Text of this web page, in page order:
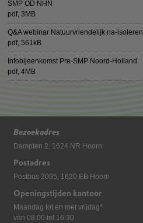
SMP OD NHN
pdf, 3MB
Q&A webinar Natuurvriendelijk na-isoleren
pdf, 561kB
Infobijeenkomst Pre-SMP Noord-Holland
pdf, 4MB
Bezoekadres
Dampten 2, 1624 NR Hoorn
Postadres
Postbus 2095, 1620 EB Hoorn
Openingstijden kantoor
Maandag tot en met vrijdag*
van 08:00 tot 16:30